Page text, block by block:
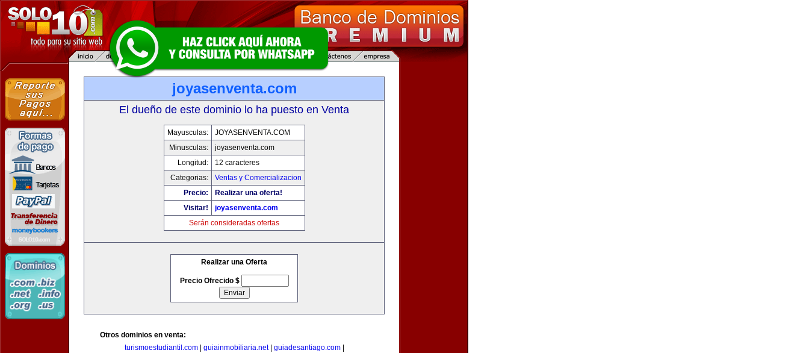
joyasenventa.com
El dueño de este dominio lo ha puesto en Venta
Mayusculas:
JOYASENVENTA.COM
Minusculas:
joyasenventa.com
Longitud:
12 caracteres
Categorias:
Ventas y Comercializacion
Precio:
Realizar una oferta!
Visitar!
joyasenventa.com
Serán consideradas ofertas
Realizar una Oferta
Precio Ofrecido $
Otros dominios en venta:
turismoestudiantil.com| guiainmobiliaria.net| guiadesantiago.com|